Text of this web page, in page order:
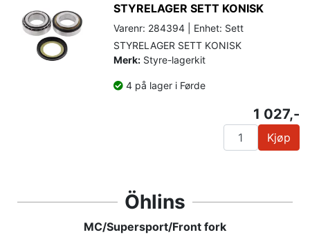
STYRELAGER SETT KONISK
Varenr: 284394 | Enhet: Sett
STYRELAGER SETT KONISK
Merk: Styre-lagerkit
4 på lager i Førde
1 027,-
Kjøp
Öhlins
MC/Supersport/Front fork